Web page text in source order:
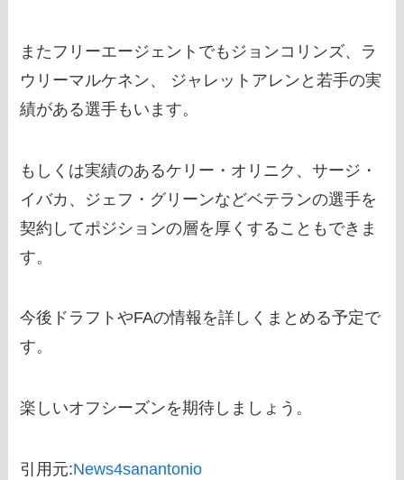
またフリーエージェントでもジョンコリンズ、ラ
ウリーマルケネン、 ジャレットアレンと若手の実
績がある選手もいます。
もしくは実績のあるケリー・オリニク、サージ・
イバカ、ジェフ・グリーンなどベテランの選手を
契約してポジションの層を厚くすることもできま
す。
今後ドラフトやFAの情報を詳しくまとめる予定で
す。
楽しいオフシーズンを期待しましょう。
引用元:News4sanantonio